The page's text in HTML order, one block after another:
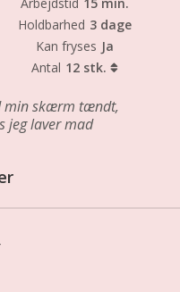
Holdbarhed 3 dage
Kan fryses Ja
Antal 12 stk.
min skærm tændt,
jeg laver mad